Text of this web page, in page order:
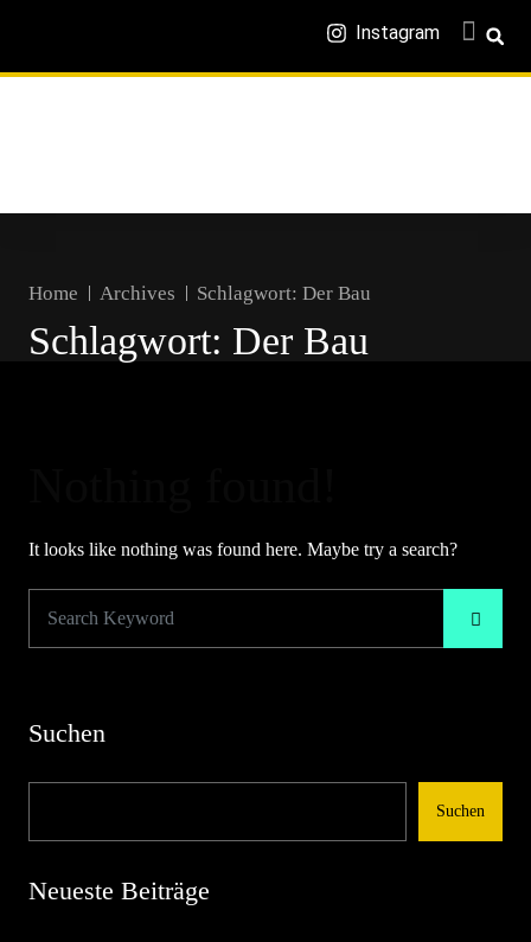
Instagram
Home Archives Schlagwort: Der Bau
Schlagwort: Der Bau
It looks like nothing was found here. Maybe try a search?
Suchen
Suchen
Neueste Beiträge